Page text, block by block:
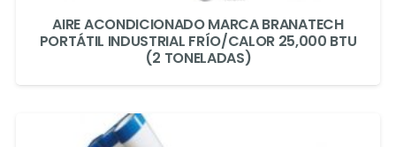
AIRE ACONDICIONADO MARCA BRANATECH
PORTÁTIL INDUSTRIAL FRÍO/CALOR 25,000 BTU
(2 TONELADAS)